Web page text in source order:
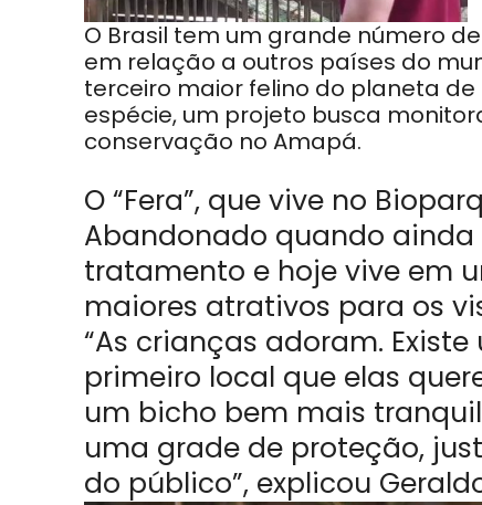
O Brasil tem um grande número
em relação a outros países do
terceiro maior felino do planeta
espécie, um projeto busca
conservação no Amapá.
O “Fera”, que vive no
Abandonado quando
tratamento e hoje vive em
maiores atrativos para os
“As crianças adoram.
primeiro local que elas
um bicho bem mais
uma grade de proteção,
do público”, explicou